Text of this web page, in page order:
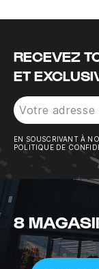
RECEVEZ
ET
EN SOUSCRIVANT À
POLITIQUE DE
8